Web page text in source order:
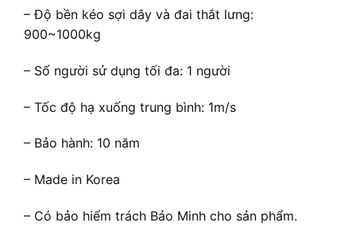
– Độ bền kéo sợi dây và đai thắt lưng:
900~1000kg
– Số người sử dụng tối đa: 1 người
– Tốc độ hạ xuống trung bình: 1m/s
– Bảo hành: 10 năm
– Made in Korea
– Có bảo hiểm trách Bảo Minh cho sản phẩm.